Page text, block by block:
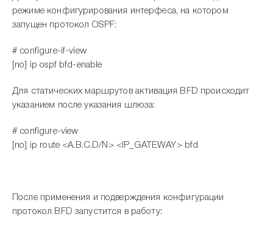
режиме конфигурирования интерфеса, на котором
запущен протокол OSPF:
# configure-if-view
[no] ip ospf bfd-enable
Для статических маршрутов активация BFD происходит
указанием после указания шлюза:
# configure-view
[no] ip route <A.B.C.D/N> <IP_GATEWAY> bfd
После применения и подверждения конфигурации
протокол BFD запустится в работу: